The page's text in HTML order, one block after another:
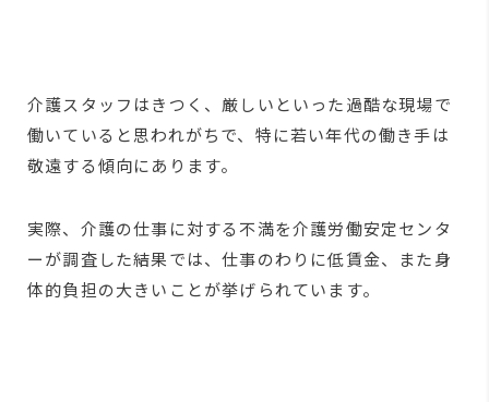
介護スタッフはきつく、厳しいといった過酷な現場で
働いていると思われがちで、特に若い年代の働き手は
敬遠する傾向にあります。
実際、介護の仕事に対する不満を介護労働安定センタ
ーが調査した結果では、仕事のわりに低賃金、また身
体的負担の大きいことが挙げられています。